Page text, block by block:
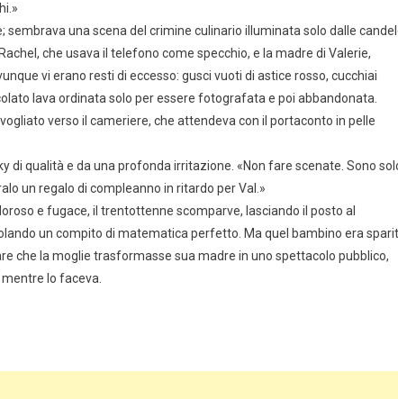
sembrava una scena del crimine culinario illuminata solo dalle
che usava il telefono come specchio, e la madre di Valerie,
vi erano resti di eccesso: gusci vuoti di astice rosso, cucchiai
lava ordinata solo per essere fotografata e poi abbandonata.
verso il cameriere, che attendeva con il portaconto in pelle
di qualità e da una profonda irritazione. «Non fare scenate. Sono
un regalo di compleanno in ritardo per Val.»
e fugace, il trentottenne scomparve, lasciando il posto al
un compito di matematica perfetto. Ma quel bambino era
che la moglie trasformasse sua madre in uno spettacolo pubblico,
lo faceva.